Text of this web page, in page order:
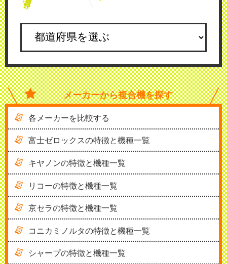
メーカーから複合機を探す
各メーカーを比較する
富士ゼロックスの特徴と機種一覧
キヤノンの特徴と機種一覧
リコーの特徴と機種一覧
京セラの特徴と機種一覧
コニカミノルタの特徴と機種一覧
シャープの特徴と機種一覧